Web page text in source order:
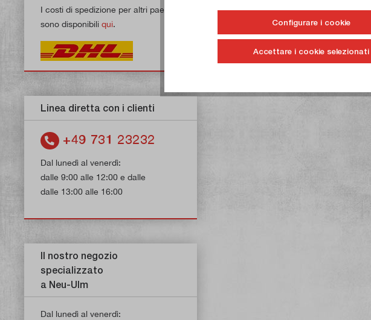
I costi di spedizione per altri paesi
sono disponibili qui.
Linea diretta con i clienti
+49 731 23232
Dal lunedì al venerdì:
dalle 9:00 alle 12:00 e dalle
dalle 13:00 alle 16:00
Il nostro negozio
specializzato
a Neu-Ulm
Dal lunedì al venerdì:
Configurare i cookie
Accettare i cookie selezionati